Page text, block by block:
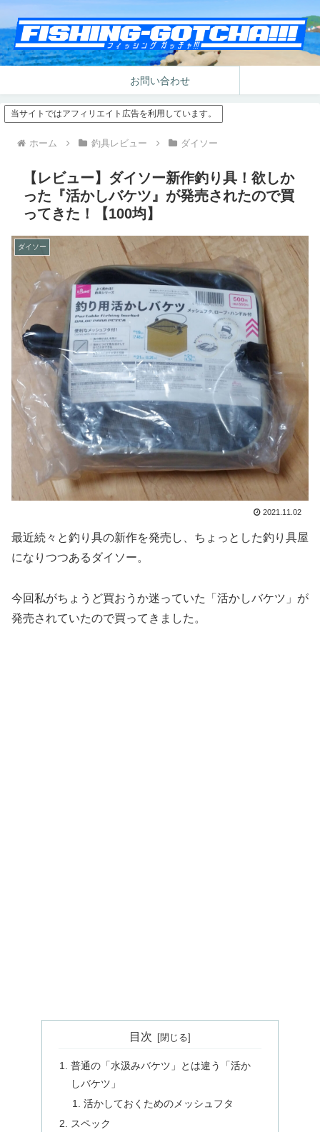
お問い合わせ
当サイトではアフィリエイト広告を利用しています。
ホーム 釣具レビュー ダイソー
【レビュー】ダイソー新作釣り具！欲しか
った『活かしバケツ』が発売されたので買
ってきた！【100均】
ダイソー
2021.11.02
最近続々と釣り具の新作を発売し、ちょっとした釣り具屋
になりつつあるダイソー。
今回私がちょうど買おうか迷っていた「活かしバケツ」が
発売されていたので買ってきました。
目次
普通の「水汲みバケツ」とは違う「活か
しバケツ」
活かしておくためのメッシュフタ
スペック